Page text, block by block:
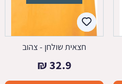
חצאית שולחן - צהוב
32.9
₪